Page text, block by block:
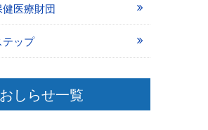
医療財団
テップ
おしらせ一覧